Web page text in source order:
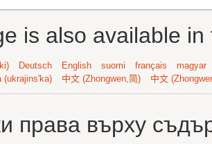
is also available
Deutsch English suomi français
magyar
(ukrajins'ka) 中文 (Zhongwen,简) 中文
права върху